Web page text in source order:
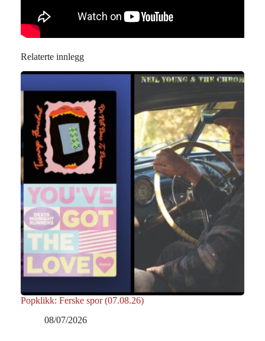
Relaterte innlegg
Popklikk: Ferske spor (07.08.26)
08/07/2026